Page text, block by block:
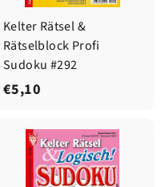
Kelter Rätsel &
Rätselblock Profi
Sudoku #292
€5,10
,
1
0